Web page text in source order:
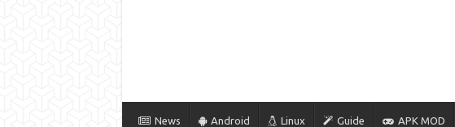
News Android Linux Guide APK MOD